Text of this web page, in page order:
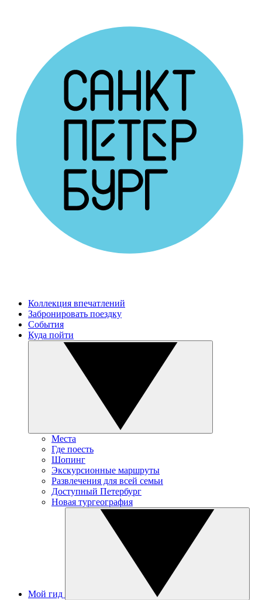
Коллекция впечатлений
Забронировать поездку
События
Куда пойти
Места
Где поесть
Шопинг
Экскурсионные маршруты
Развлечения для всей семьи
Доступный Петербург
Новая тургеография
Мой гид